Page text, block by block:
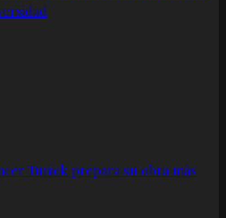
Tunick prepara su obra más